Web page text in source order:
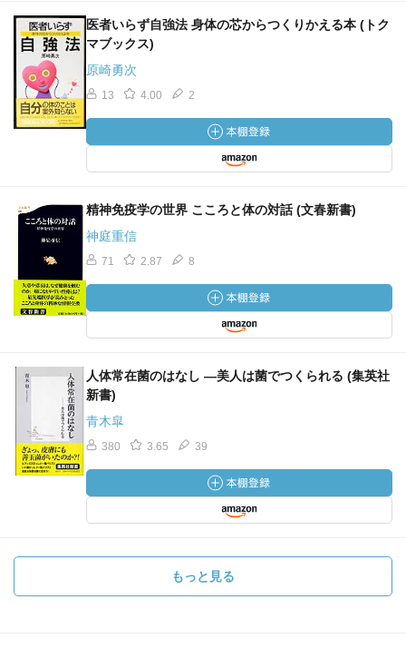
医者いらず自強法 身体の芯からつくりかえる本 (トク
マブックス)
原崎勇次
13 4.00 2
精神免疫学の世界 こころと体の対話 (文春新書)
神庭重信
71 2.87 8
人体常在菌のはなし ―美人は菌でつくられる (集英社
新書)
青木皐
380 3.65 39
もっと見る